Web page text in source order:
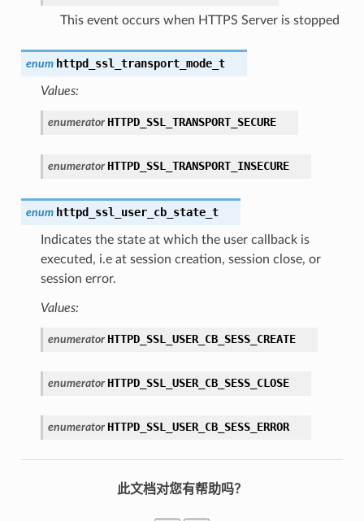
This event occurs when HTTPS Server is stopped
enum httpd_ssl_transport_mode_t
Values:
enumerator HTTPD_SSL_TRANSPORT_SECURE
enumerator HTTPD_SSL_TRANSPORT_INSECURE
enum httpd_ssl_user_cb_state_t
Indicates the state at which the user callback is
executed, i.e at session creation, session close, or
session error.
Values:
enumerator HTTPD_SSL_USER_CB_SESS_CREATE
enumerator HTTPD_SSL_USER_CB_SESS_CLOSE
enumerator HTTPD_SSL_USER_CB_SESS_ERROR
此文档对您有帮助吗？